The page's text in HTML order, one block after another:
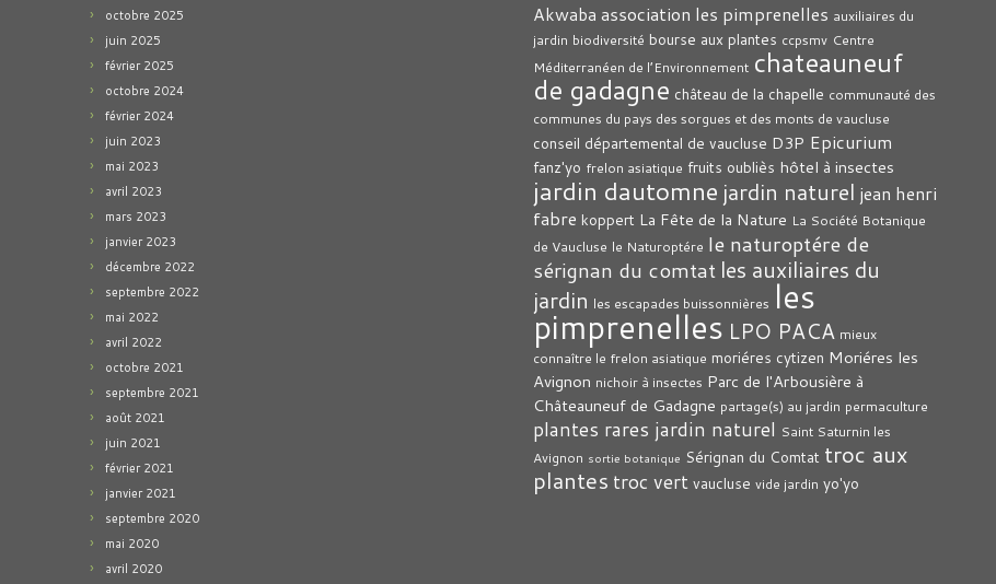
octobre 2025
juin 2025
février 2025
octobre 2024
février 2024
juin 2023
mai 2023
avril 2023
mars 2023
janvier 2023
décembre 2022
septembre 2022
mai 2022
avril 2022
octobre 2021
septembre 2021
août 2021
juin 2021
février 2021
janvier 2021
septembre 2020
mai 2020
avril 2020
Akwaba association les pimprenelles auxiliaires du
jardin biodiversité bourse aux plantes ccpsmv Centre
Méditerranéen de l’Environnement chateauneuf
de gadagne château de la chapelle communauté des
communes du pays des sorgues et des monts de vaucluse
conseil départemental de vaucluse D3P Epicurium
fanz'yo frelon asiatique fruits oubliès hôtel à insectes
jardin dautomne jardin naturel jean henri
fabre koppert La Fête de la Nature La Société Botanique
de Vaucluse le Naturoptére le naturoptére de
sérignan du comtat les auxiliaires du
jardin les escapades buissonnières les
pimprenelles LPO PACA mieux
connaître le frelon asiatique moriéres cytizen Moriéres les
Avignon nichoir à insectes Parc de l'Arbousière à
Châteauneuf de Gadagne partage(s) au jardin permaculture
plantes rares jardin naturel Saint Saturnin les
Avignon sortie botanique Sérignan du Comtat troc aux
plantes troc vert vaucluse vide jardin yo'yo